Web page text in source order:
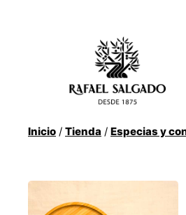
Inicio / Tienda / Especias y